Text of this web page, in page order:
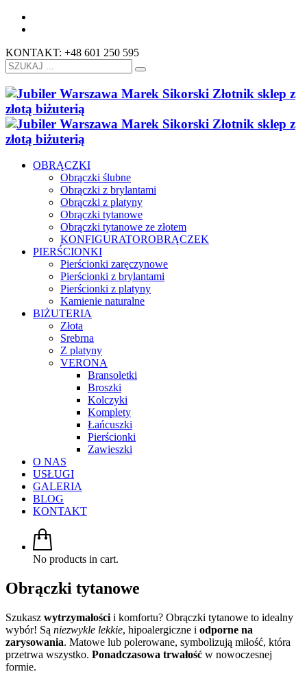
KONTAKT: +48 601 250 595
OBRĄCZKI
Obrączki ślubne
Obrączki z brylantami
Obrączki z platyny
Obrączki tytanowe
Obrączki tytanowe ze złotem
KONFIGURATOROBRĄCZEK
PIERŚCIONKI
Pierścionki zaręczynowe
Pierścionki z brylantami
Pierścionki z platyny
Kamienie naturalne
BIŻUTERIA
Złota
Srebrna
Z platyny
VERONA
Bransoletki
Broszki
Kolczyki
Komplety
Łańcuszki
Pierścionki
Zawieszki
O NAS
USŁUGI
GALERIA
BLOG
KONTAKT
No products in cart.
Obrączki tytanowe
Szukasz wytrzymałości i komfortu? Obrączki tytanowe to idealny
wybór! Są niezwykle lekkie, hipoalergiczne i odporne na
zarysowania. Matowe lub polerowane, symbolizują miłość, która
przetrwa wszystko. Ponadczasowa trwałość w nowoczesnej
formie.